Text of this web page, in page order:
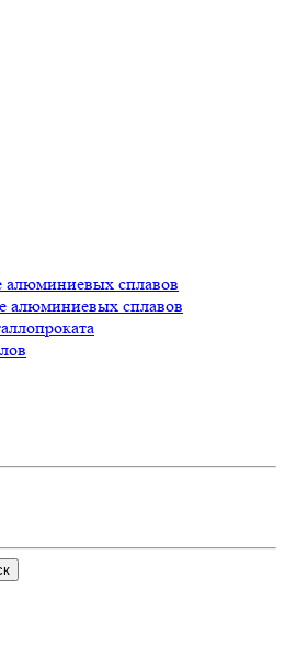
алюминиевых сплавов
алюминиевых сплавов